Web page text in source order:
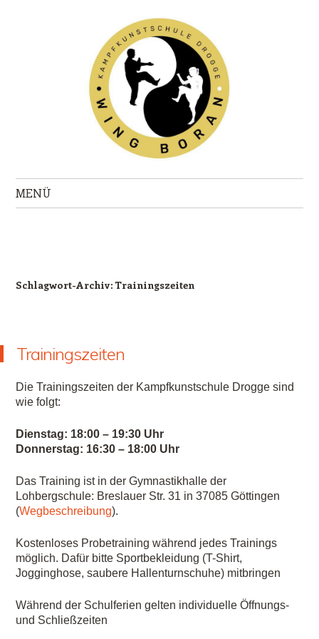
Kampfkunstschule Drogge
Wing Boran Göttingen
MENÜ
Schlagwort-Archiv: Trainingszeiten
Trainingszeiten
Die Trainingszeiten der Kampfkunstschule Drogge sind
wie folgt:
Dienstag: 18:00 – 19:30 Uhr
Donnerstag: 16:30 – 18:00 Uhr
Das Training ist in der Gymnastikhalle der
Lohbergschule: Breslauer Str. 31 in 37085 Göttingen
(Wegbeschreibung).
Kostenloses Probetraining während jedes Trainings
möglich. Dafür bitte Sportbekleidung (T-Shirt,
Jogginghose, saubere Hallenturnschuhe) mitbringen
Während der Schulferien gelten individuelle Öffnungs-
und Schließzeiten